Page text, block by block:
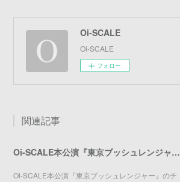
Oi-SCALE
Oi-SCALE
フォロー
関連記事
Oi-SCALE本公演『東京ブッシュレンジャー』チケット発売開始
Oi-SCALE本公演『東京ブッシュレンジャー』のチ